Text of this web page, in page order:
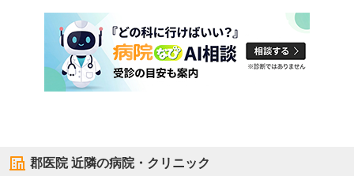
郡医院近隣の病院・クリニック